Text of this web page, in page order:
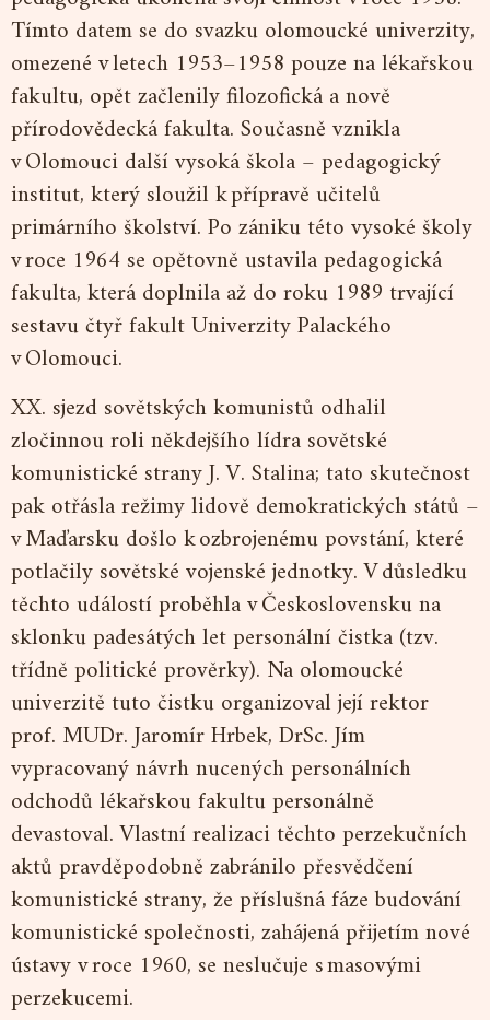
Tímto datem se do svazku olomoucké univerzity,
omezené v letech 1953–1958 pouze na lékařskou
fakultu, opět začlenily filozofická a nově
přírodovědecká fakulta. Současně vznikla
v Olomouci další vysoká škola – pedagogický
institut, který sloužil k přípravě učitelů
primárního školství. Po zániku této vysoké školy
v roce 1964 se opětovně ustavila pedagogická
fakulta, která doplnila až do roku 1989 trvající
sestavu čtyř fakult Univerzity Palackého
v Olomouci.
XX. sjezd sovětských komunistů odhalil
zločinnou roli někdejšího lídra sovětské
komunistické strany J. V. Stalina; tato skutečnost
pak otřásla režimy lidově demokratických států –
v Maďarsku došlo k ozbrojenému povstání, které
potlačily sovětské vojenské jednotky. V důsledku
těchto událostí proběhla v Československu na
sklonku padesátých let personální čistka (tzv.
třídně politické prověrky). Na olomoucké
univerzitě tuto čistku organizoval její rektor
prof. MUDr. Jaromír Hrbek, DrSc. Jím
vypracovaný návrh nucených personálních
odchodů lékařskou fakultu personálně
devastoval. Vlastní realizaci těchto perzekučních
aktů pravděpodobně zabránilo přesvědčení
komunistické strany, že příslušná fáze budování
komunistické společnosti, zahájená přijetím nové
ústavy v roce 1960, se neslučuje s masovými
perzekucemi.